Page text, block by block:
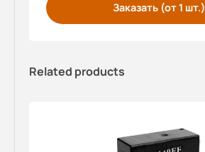
Заказать (от 1 шт.)
Related products